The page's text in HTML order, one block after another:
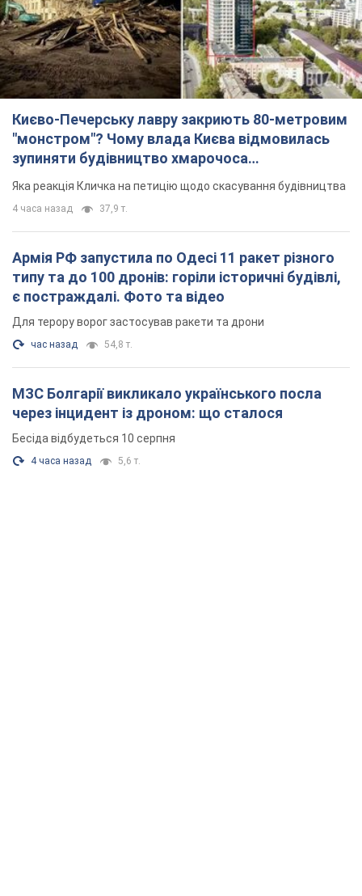
Києво-Печерську лавру закриють 80-метровим
"монстром"? Чому влада Києва відмовилась
зупиняти будівництво хмарочоса
"московського вірянина"
Яка реакція Кличка на петицію щодо скасування будівництва
4 часа назад 37,9 т.
Армія РФ запустила по Одесі 11 ракет різного
типу та до 100 дронів: горіли історичні будівлі,
є постраждалі. Фото та відео
Для терору ворог застосував ракети та дрони
час назад 54,8 т.
МЗС Болгарії викликало українського посла
через інцидент із дроном: що сталося
Бесіда відбудеться 10 серпня
4 часа назад 5,6 т.